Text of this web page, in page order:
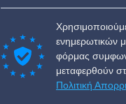
ενημερωτικών
φόρμας
μεταφερθούν
Πολιτική